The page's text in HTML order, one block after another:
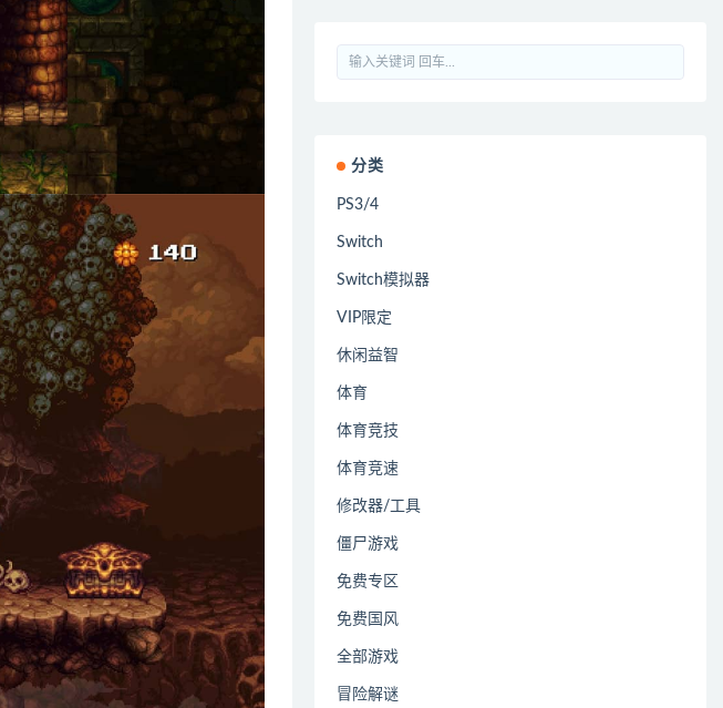
分类
PS3/4
Switch
Switch模拟器
VIP限定
休闲益智
体育
体育竞技
体育竞速
修改器/工具
僵尸游戏
免费专区
免费国风
全部游戏
冒险解谜